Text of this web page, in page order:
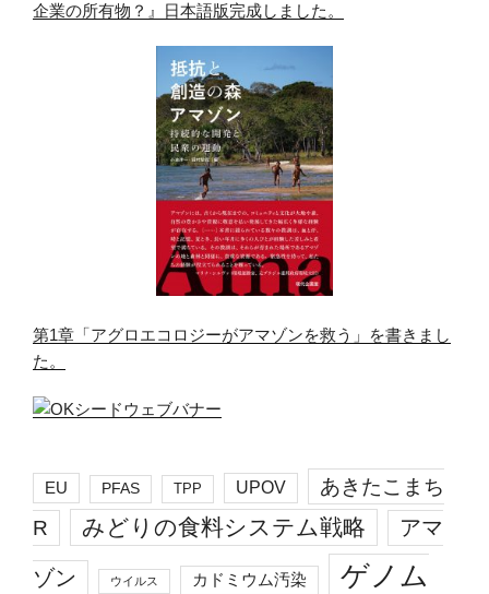
企業の所有物？』日本語版完成しました。
第1章「アグロエコロジーがアマゾンを救う」を書きまし
た。
EU PFAS TPP UPOV
あきたこまち
R
みどりの食料システム戦略 アマ
ゾン ウイルス カドミウム汚染
ゲノム